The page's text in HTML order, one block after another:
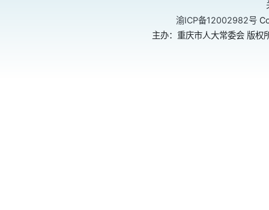
渝ICP备12002982号
主办：重庆市人大常委会 版